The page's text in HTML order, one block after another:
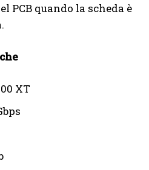
PCB quando la scheda è
XT